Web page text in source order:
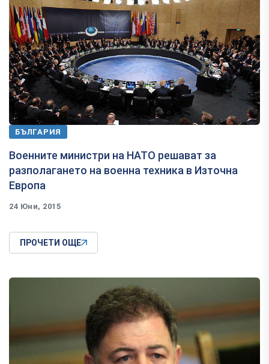
БЪЛГАРИЯ
Военните министри на НАТО решават за
разполагането на военна техника в Източна
Европа
24 Юни, 2015
ПРОЧЕТИ ОЩЕ